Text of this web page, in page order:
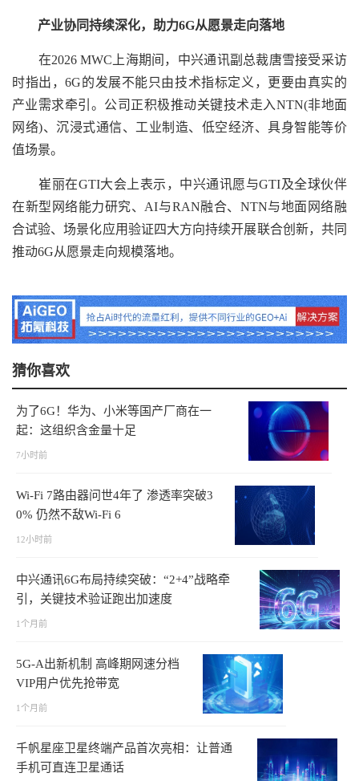
产业协同持续深化，助力6G从愿景走向落地
在2026 MWC上海期间，中兴通讯副总裁唐雪接受采访
时指出，6G的发展不能只由技术指标定义，更要由真实的
产业需求牵引。公司正积极推动关键技术走入NTN(非地面
网络)、沉浸式通信、工业制造、低空经济、具身智能等价
值场景。
崔丽在GTI大会上表示，中兴通讯愿与GTI及全球伙伴
在新型网络能力研究、AI与RAN融合、NTN与地面网络融
合试验、场景化应用验证四大方向持续开展联合创新，共同
推动6G从愿景走向规模落地。
猜你喜欢
为了6G！华为、小米等国产厂商在一
起：这组织含金量十足
7小时前
Wi-Fi 7路由器问世4年了 渗透率突破3
0% 仍然不敌Wi-Fi 6
12小时前
中兴通讯6G布局持续突破：“2+4”战略牵
引，关键技术验证跑出加速度
1个月前
5G-A出新机制 高峰期网速分档
VIP用户优先抢带宽
1个月前
千帆星座卫星终端产品首次亮相：让普通
手机可直连卫星通话